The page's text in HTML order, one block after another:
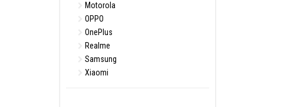
Motorola
OPPO
OnePlus
Realme
Samsung
Xiaomi